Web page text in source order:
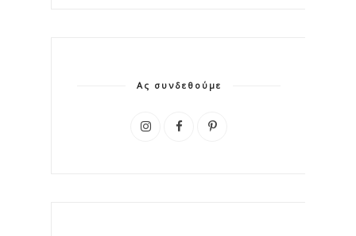
Ας συνδεθούμε